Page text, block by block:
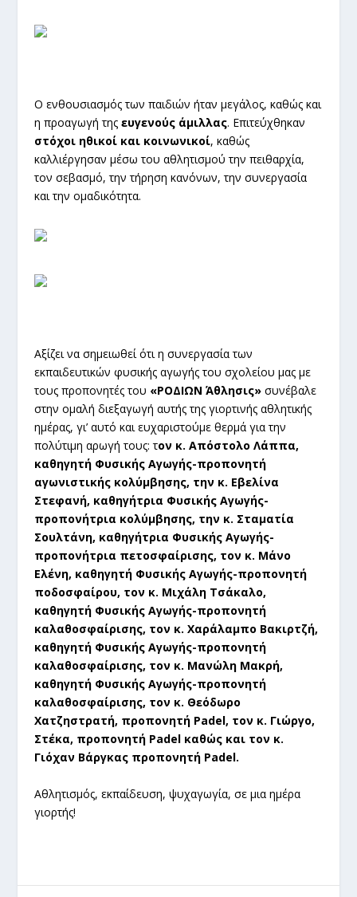
Ο ενθουσιασμός των παιδιών ήταν μεγάλος, καθώς και
η προαγωγή της ευγενούς άμιλλας. Επιτεύχθηκαν
στόχοι ηθικοί και κοινωνικοί, καθώς
καλλιέργησαν μέσω του αθλητισμού την πειθαρχία,
τον σεβασμό, την τήρηση κανόνων, την συνεργασία
και την ομαδικότητα.
Αξίζει να σημειωθεί ότι η συνεργασία των
εκπαιδευτικών φυσικής αγωγής του σχολείου μας με
τους προπονητές του «ΡΟΔΙΩΝ Άθλησις»συνέβαλε
στην ομαλή διεξαγωγή αυτής της γιορτινής αθλητικής
ημέρας, γι’ αυτό και ευχαριστούμε θερμά για την
πολύτιμη αρωγή τους: τον κ. Απόστολο Λάππα,
καθηγητή Φυσικής Αγωγής-προπονητή
αγωνιστικής κολύμβησης, την κ. Εβελίνα
Στεφανή, καθηγήτρια Φυσικής Αγωγής-
προπονήτρια κολύμβησης, την κ. Σταματία
Σουλτάνη, καθηγήτρια Φυσικής Αγωγής-
προπονήτρια πετοσφαίρισης, τον κ. Μάνο
Ελένη, καθηγητή Φυσικής Αγωγής-προπονητή
ποδοσφαίρου, τον κ. Μιχάλη Τσάκαλο,
καθηγητή Φυσικής Αγωγής-προπονητή
καλαθοσφαίρισης, τον κ. Χαράλαμπο Βακιρτζή,
καθηγητή Φυσικής Αγωγής-προπονητή
καλαθοσφαίρισης, τον κ. Μανώλη Μακρή,
καθηγητή Φυσικής Αγωγής-προπονητή
καλαθοσφαίρισης, τον κ. Θεόδωρο
Χατζηστρατή, προπονητή Padel, τον κ. Γιώργο,
Στέκα, προπονητή Padel καθώς και τον κ.
Γιόχαν Βάργκας προπονητή Padel.
Αθλητισμός, εκπαίδευση, ψυχαγωγία, σε μια ημέρα
γιορτής!